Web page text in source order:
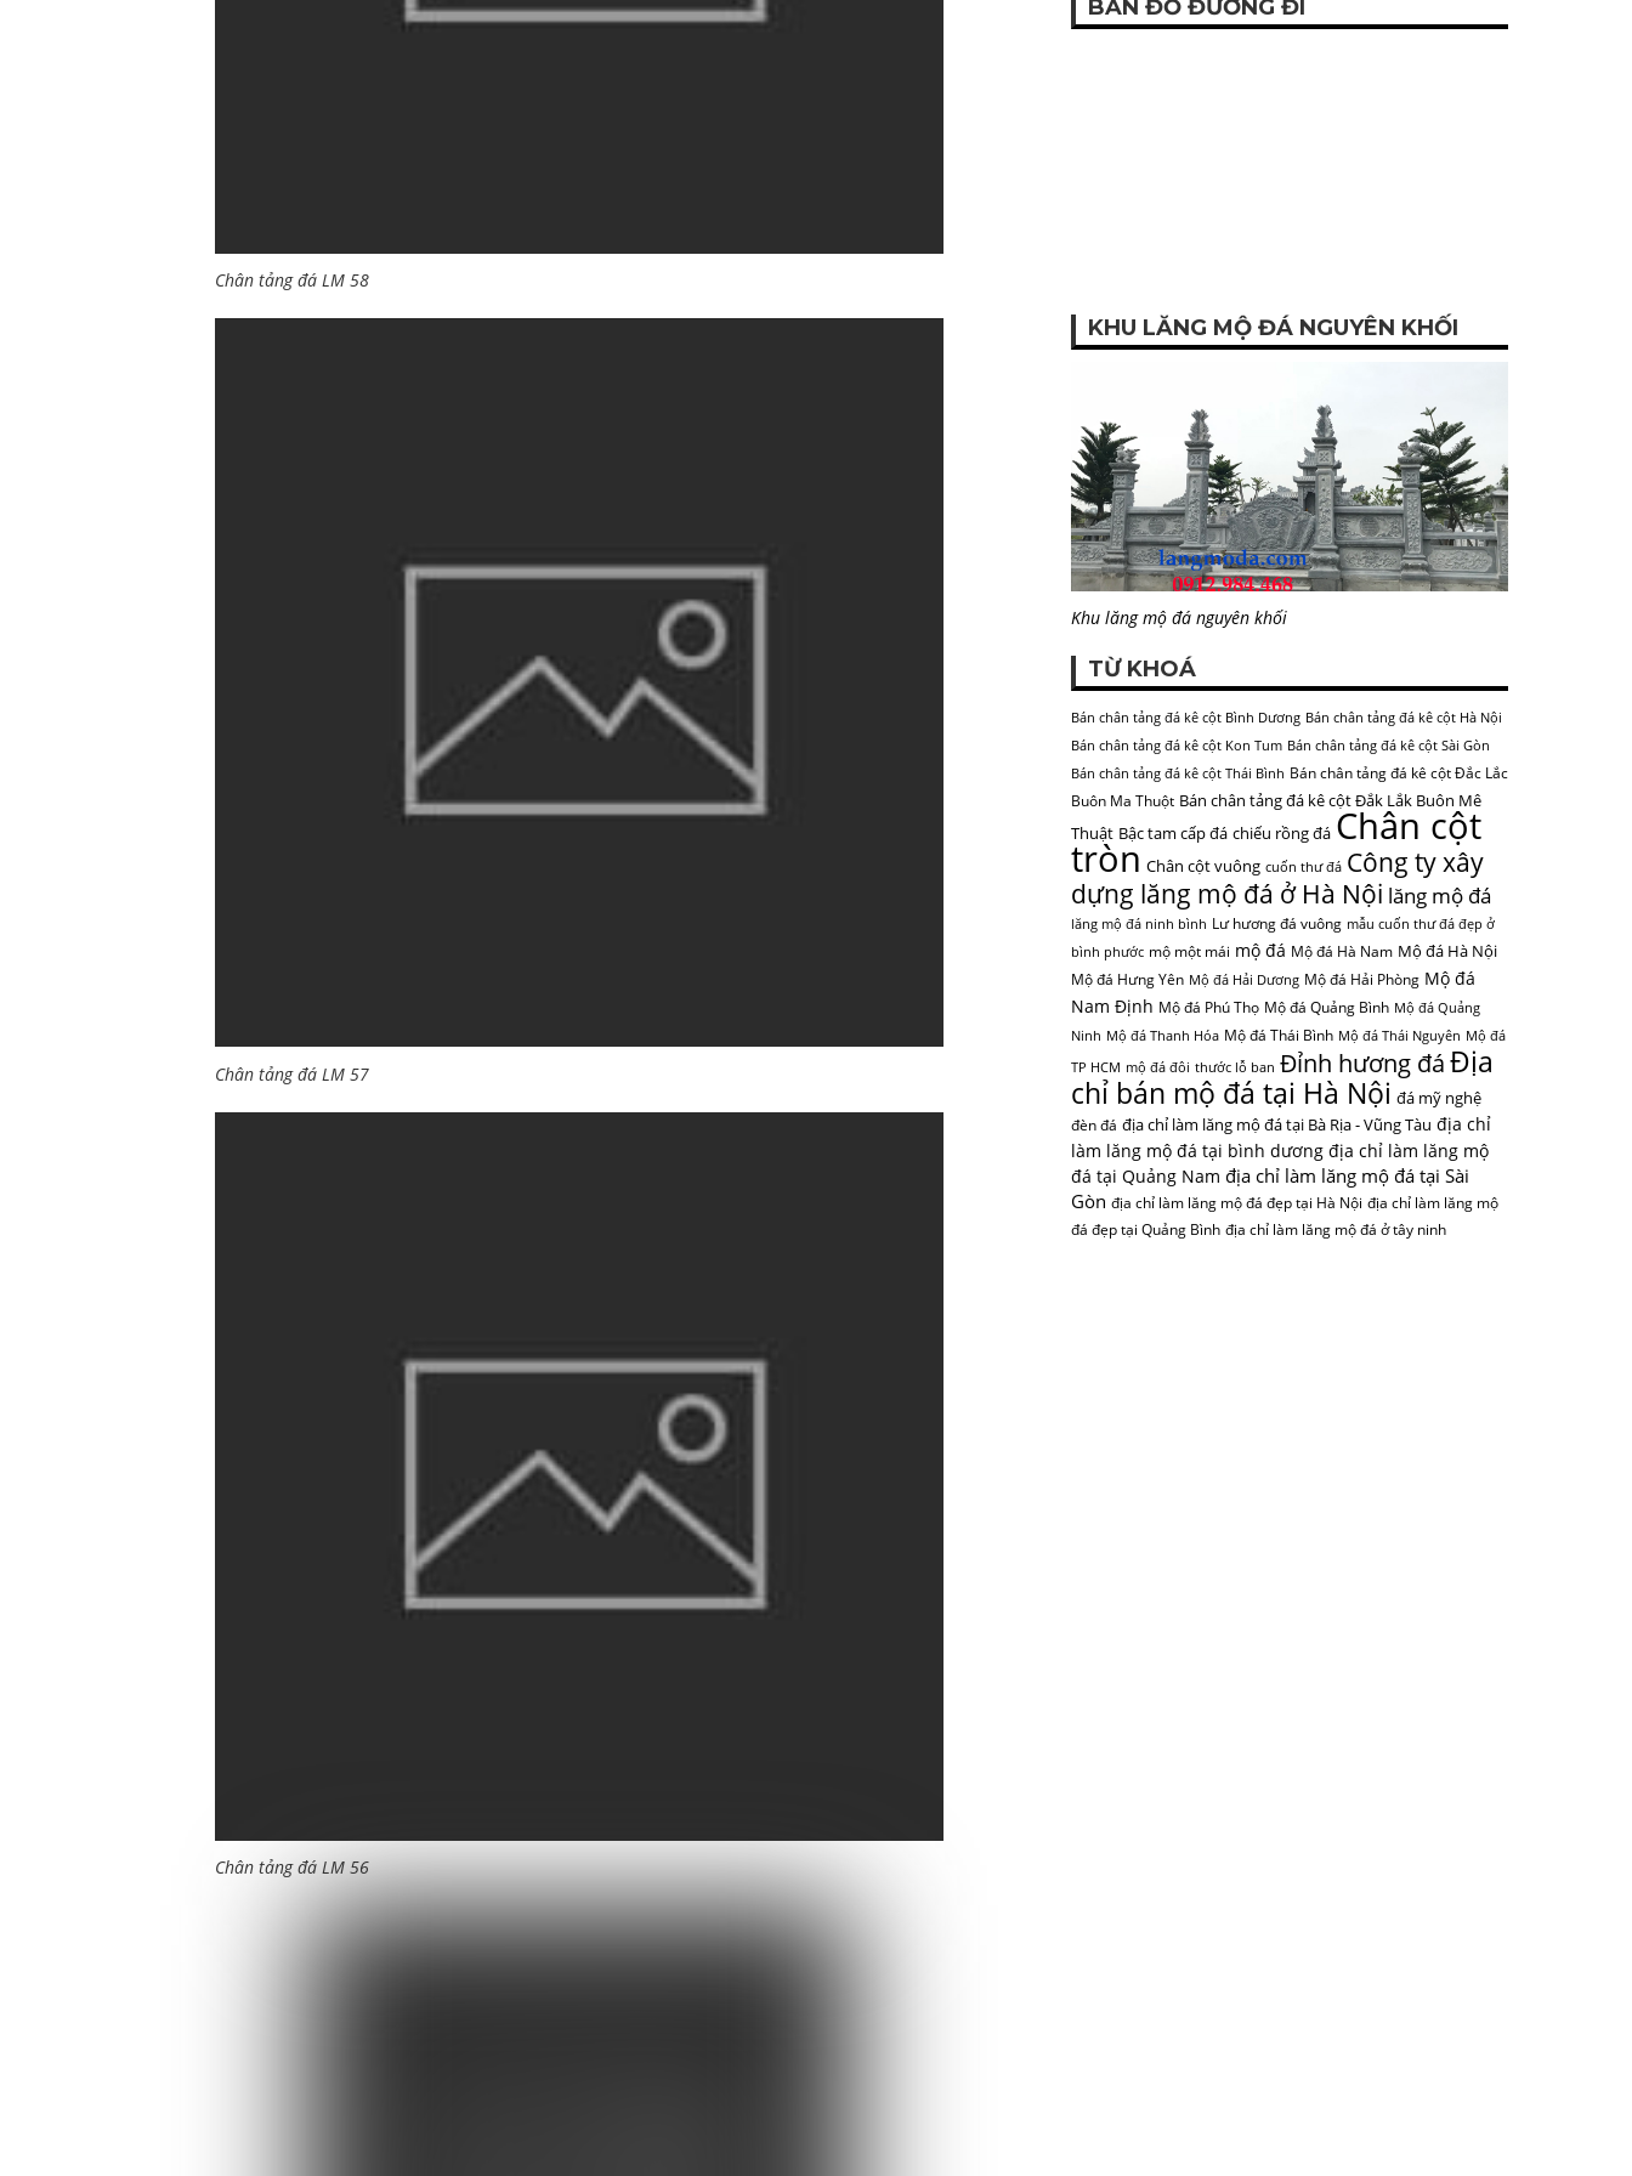
Chân tảng đá LM 58
Chân tảng đá LM 57
Chân tảng đá LM 56
BẢN ĐỒ ĐƯỜNG ĐI
KHU LĂNG MỘ ĐÁ NGUYÊN KHỐI
Khu lăng mộ đá nguyên khối
TỪ KHOÁ
Bán chân tảng đá kê cột Bình Dương Bán chân tảng đá kê cột Hà Nội
Bán chân tảng đá kê cột Kon Tum Bán chân tảng đá kê cột Sài Gòn
Bán chân tảng đá kê cột Thái Bình Bán chân tảng đá kê cột Đắc Lắc
Buôn Ma Thuột Bán chân tảng đá kê cột Đắk Lắk Buôn Mê
Thuật Bậc tam cấp đá chiếu rồng đá Chân cột
tròn Chân cột vuông cuốn thư đá Công ty xây
dựng lăng mộ đá ở Hà Nội lăng mộ đá
lăng mộ đá ninh bình Lư hương đá vuông mẫu cuốn thư đá đẹp ở
bình phước mộ một mái mộ đá Mộ đá Hà Nam Mộ đá Hà Nội
Mộ đá Hưng Yên Mộ đá Hải Dương Mộ đá Hải Phòng Mộ đá
Nam Định Mộ đá Phú Thọ Mộ đá Quảng Bình Mộ đá Quảng
Ninh Mộ đá Thanh Hóa Mộ đá Thái Bình Mộ đá Thái Nguyên Mộ đá
TP HCM mộ đá đôi thước lỗ ban Đỉnh hương đáĐịa
chỉ bán mộ đá tại Hà Nội đá mỹ nghệ
đèn đá địa chỉ làm lăng mộ đá tại Bà Rịa - Vũng Tàu địa chỉ
làm lăng mộ đá tại bình dương địa chỉ làm lăng mộ
đá tại Quảng Nam địa chỉ làm lăng mộ đá tại Sài
Gòn địa chỉ làm lăng mộ đá đẹp tại Hà Nội địa chỉ làm lăng mộ
đá đẹp tại Quảng Bình địa chỉ làm lăng mộ đá ở tây ninh